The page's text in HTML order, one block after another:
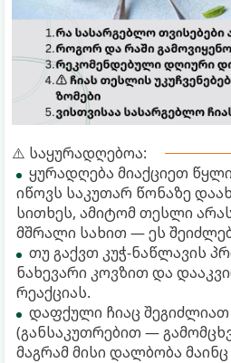
⚠️ საყურადღებოა:
ყურადღება მიაქციეთ
იწოვს საკუთარ წონაზე
სითხეს, ამიტომ თესლი
მშრალი სახით — ეს
თუ გაქვთ კუჭ-ნაწლავის
ნახევარი კოვზით და
რეაქციას.
დაფქული ჩიაც
(განსაკუთრებით —
მაგრამ მისი დალბობა